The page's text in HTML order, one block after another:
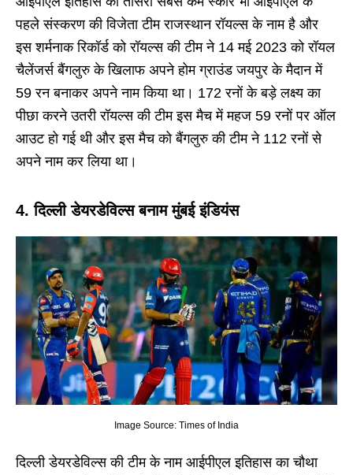
पहले संस्करण की विजेता टीम राजस्थान रॉयल्स के नाम है और
इस शर्मनाक रिकॉर्ड को रॉयल्स की टीम ने 14 मई 2023 को रॉयल
चैलेंजर्स बैंगलुरु के खिलाफ अपने होम ग्राउंड जयपुर के मैदान में
59 रन बनाकर अपने नाम किया था। 172 रनों के बड़े लक्ष्य का
पीछा करने उतरी रॉयल्स की टीम इस मैच में महज 59 रनों पर ऑल
आउट हो गई थी और इस मैच को बैंगलुरु की टीम ने 112 रनों से
अपने नाम कर लिया था।
4. दिल्ली डेयरडेविल्स बनाम मुंबई इंडियंस
Image Source: Times of India
दिल्ली डेयरडेविल्स की टीम के नाम आईपीएल इतिहास का चौथा